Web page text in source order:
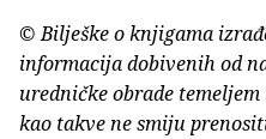
© Bilješke o knjigama
informacija dobivenih od
uredničke obrade
kao takve ne smiju